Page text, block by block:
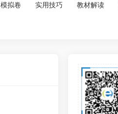
模拟卷 实用技巧 教材解读